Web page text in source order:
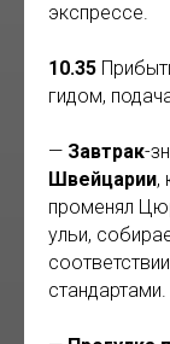
экспрессе.
10.35
гидом,
— Завтрак-
Швейцарии,
променял
ульи,
стандартами.